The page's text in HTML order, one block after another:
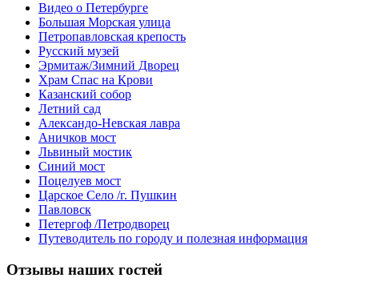
Видео о Петербурге
Большая Морская улица
Петропавловская крепость
Русский музей
Эрмитаж/Зимний Дворец
Храм Спас на Крови
Казанский собор
Летний сад
Александо-Невская лавра
Аничков мост
Львиный мостик
Синий мост
Поцелуев мост
Царское Село /г. Пушкин
Павловск
Петергоф /Петродворец
Путеводитель по городу и полезная информация
Отзывы наших гостей